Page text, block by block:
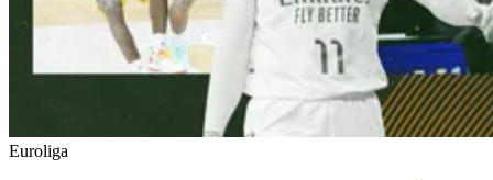
Euroliga